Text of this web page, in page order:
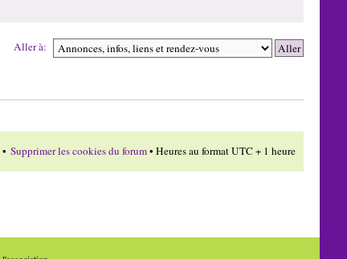
Aller à:
• Supprimer les cookies du forum• Heures au format UTC + 1 heure